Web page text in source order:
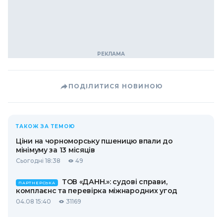
ПОДІЛИТИСЯ НОВИНОЮ
ТАКОЖ ЗА ТЕМОЮ
Ціни на чорноморську пшеницю впали до
мінімуму за 13 місяців
Сьогодні 18:38 49
ПАРТНЕРСЬКА
ТОВ «ДАНН.»: судові справи,
комплаєнс та перевірка міжнародних угод
04.08 15:40 31169